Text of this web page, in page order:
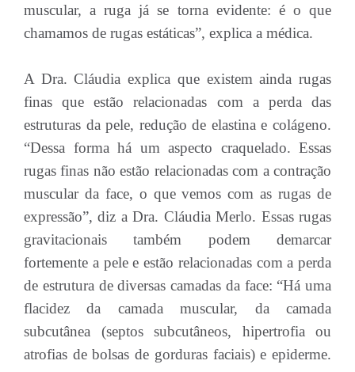
muscular, a ruga já se torna evidente: é o que
chamamos de rugas estáticas”, explica a médica.
A Dra. Cláudia explica que existem ainda rugas
finas que estão relacionadas com a perda das
estruturas da pele, redução de elastina e colágeno.
“Dessa forma há um aspecto craquelado. Essas
rugas finas não estão relacionadas com a contração
muscular da face, o que vemos com as rugas de
expressão”, diz a Dra. Cláudia Merlo. Essas rugas
gravitacionais também podem demarcar
fortemente a pele e estão relacionadas com a perda
de estrutura de diversas camadas da face: “Há uma
flacidez da camada muscular, da camada
subcutânea (septos subcutâneos, hipertrofia ou
atrofias de bolsas de gorduras faciais) e epiderme.